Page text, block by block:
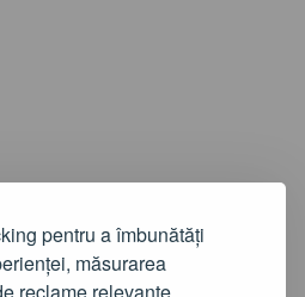
pentru a îmbunătăți
măsurarea